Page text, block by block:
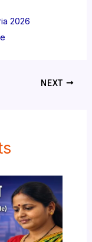
2026
NEXT